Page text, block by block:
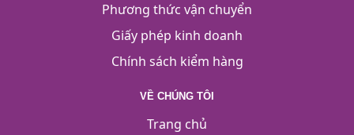
Phương thức vận chuyển
Giấy phép kinh doanh
Chính sách kiểm hàng
VỀ CHÚNG TÔI
Trang chủ